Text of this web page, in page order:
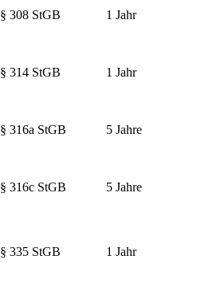
§ 308 StGB 1 Jahr
§ 314 StGB 1 Jahr
§ 316a StGB 5 Jahre
§ 316c StGB 5 Jahre
§ 335 StGB 1 Jahr